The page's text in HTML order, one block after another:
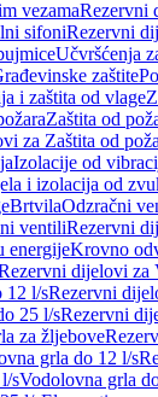
vezamaRezervni
sifoniRezervni
Učvršćenja
zaštite
i zaštita od vlage
Zaštita od
za Zaštita od
Izolacije od
i izolacija od
BrtvilaOdzračni
ventiliRezervni
energijeKrovno
dijelovi za
12 l/sRezervni
25 l/sRezervni
za žljebove
grla do 12 l/s
sVodolovna grla